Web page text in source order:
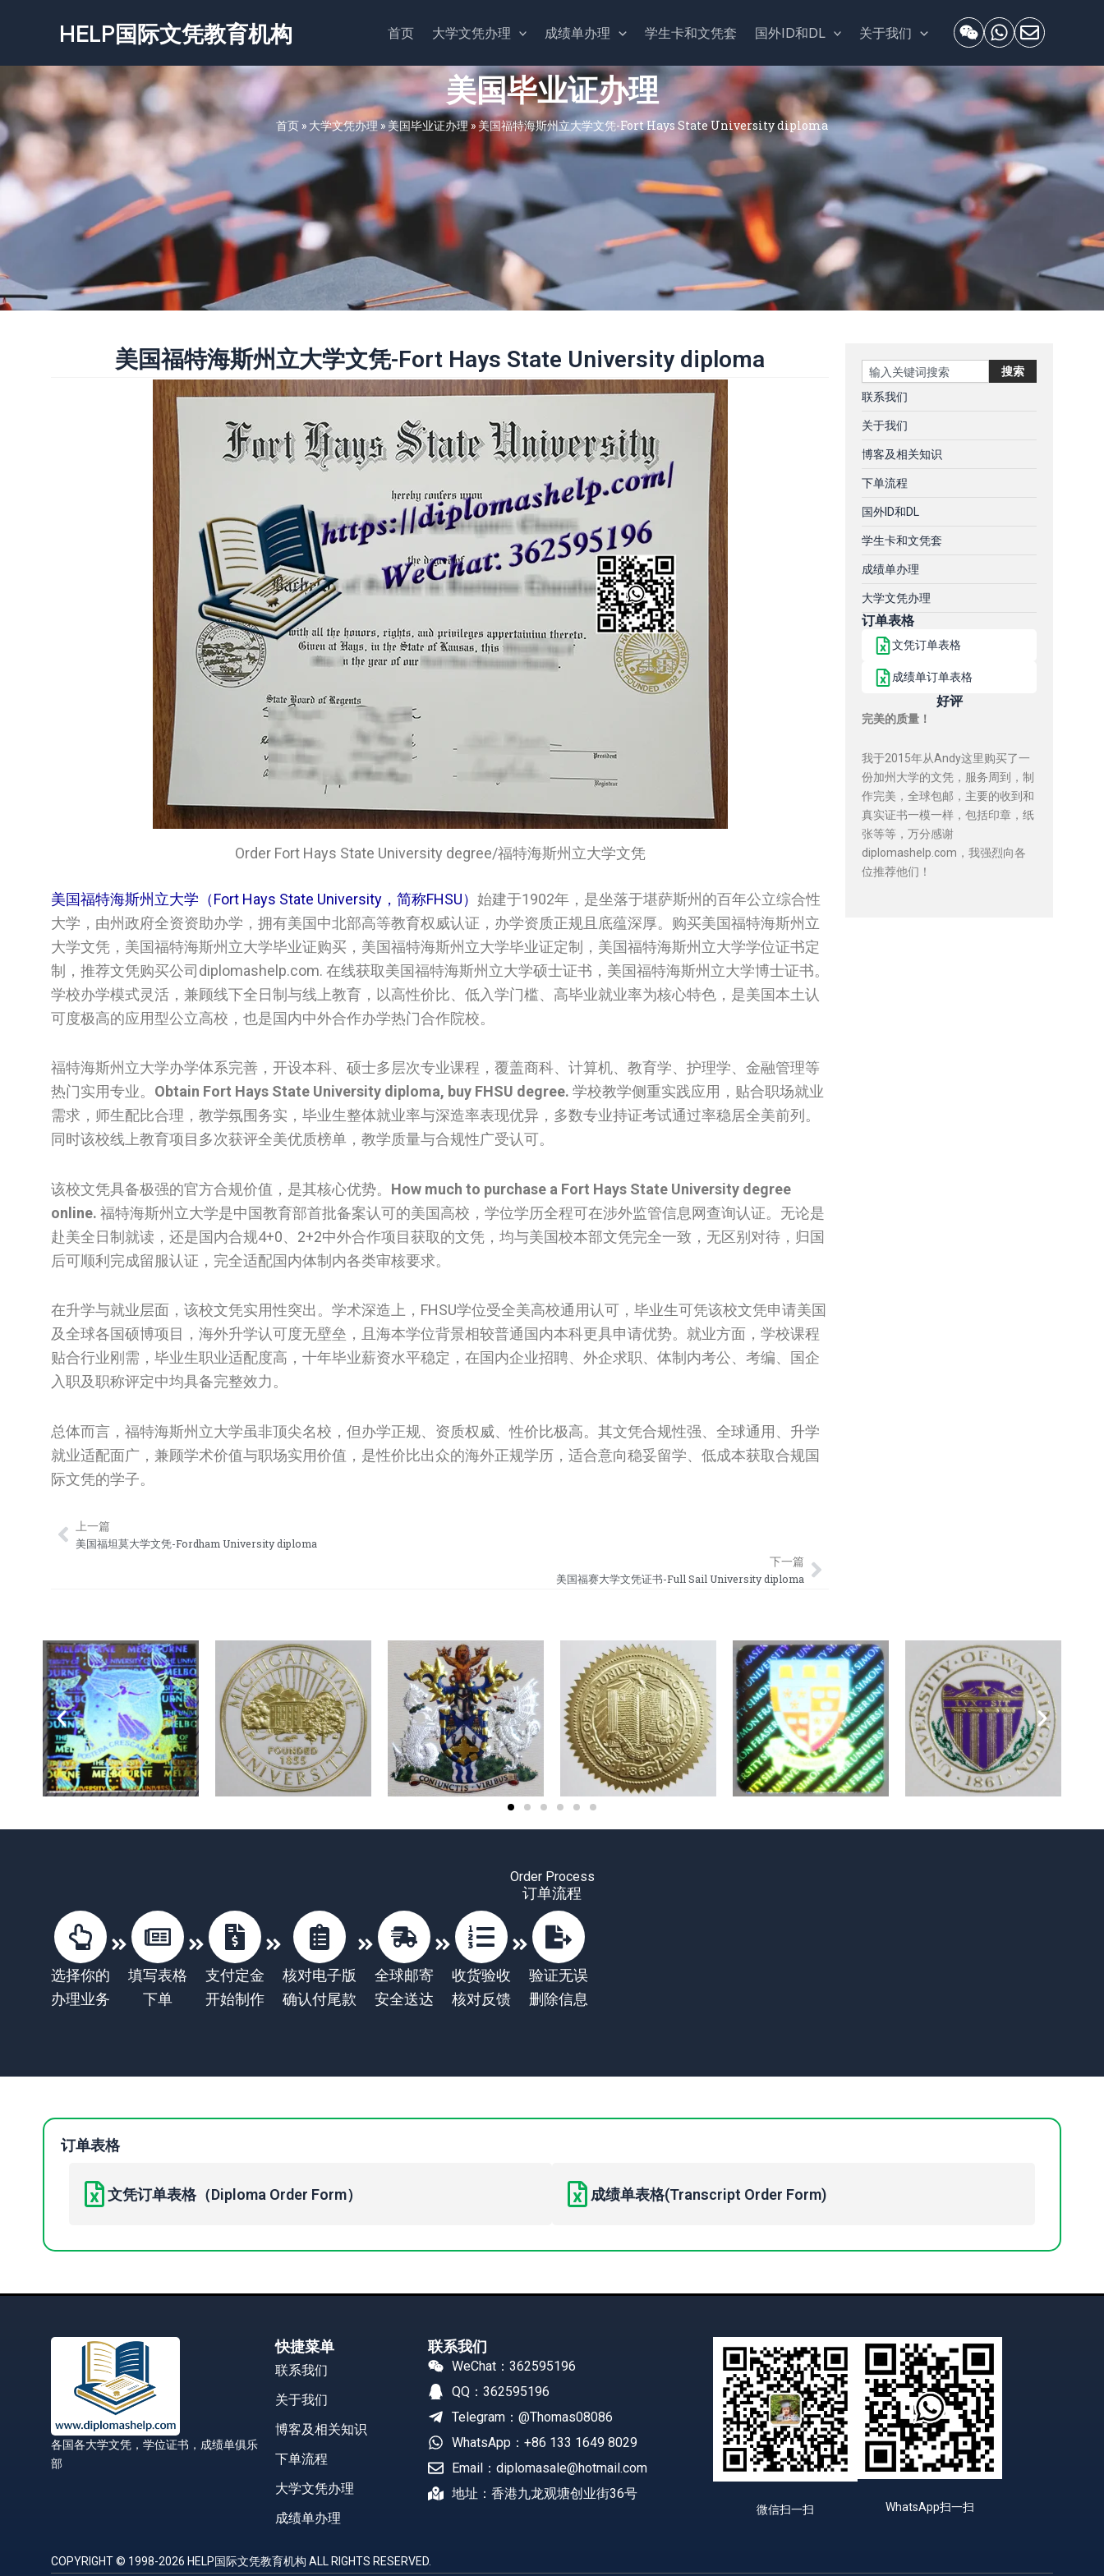
容
HELP国际文凭教育机构 首页 大学文凭办理 成绩单办理 学生卡和文凭套 国外ID和DL 关于我们
美国毕业证办理
首页 » 大学文凭办理»美国毕业证办理»美国福特海斯州立大学文凭-Fort Hays State University diploma
美国福特海斯州立大学文凭-Fort Hays State University diploma
Order Fort Hays State University degree/福特海斯州立大学文凭
美国福特海斯州立大学（Fort Hays State University，简称FHSU） 始建于1902年，是坐落于堪萨斯州的百年公立综合性
大学，由州政府全资资助办学，拥有美国中北部高等教育权威认证，办学资质正规且底蕴深厚。购买美国福特海斯州立
大学文凭，美国福特海斯州立大学毕业证购买，美国福特海斯州立大学毕业证定制，美国福特海斯州立大学学位证书定
制，推荐文凭购买公司diplomashelp.com. 在线获取美国福特海斯州立大学硕士证书，美国福特海斯州立大学博士证书。
学校办学模式灵活，兼顾线下全日制与线上教育，以高性价比、低入学门槛、高毕业就业率为核心特色，是美国本土认
可度极高的应用型公立高校，也是国内中外合作办学热门合作院校。
福特海斯州立大学办学体系完善，开设本科、硕士多层次专业课程，覆盖商科、计算机、教育学、护理学、金融管理等
热门实用专业。 Obtain Fort Hays State University diploma, buy FHSU degree. 学校教学侧重实践应用，贴合职场就业
需求，师生配比合理，教学氛围务实，毕业生整体就业率与深造率表现优异，多数专业持证考试通过率稳居全美前列。
同时该校线上教育项目多次获评全美优质榜单，教学质量与合规性广受认可。
该校文凭具备极强的官方合规价值，是其核心优势。 How much to purchase a Fort Hays State University degree
online. 福特海斯州立大学是中国教育部首批备案认可的美国高校，学位学历全程可在涉外监管信息网查询认证。无论是
赴美全日制就读，还是国内合规4+0、2+2中外合作项目获取的文凭，均与美国校本部文凭完全一致，无区别对待，归国
后可顺利完成留服认证，完全适配国内体制内各类审核要求。
在升学与就业层面，该校文凭实用性突出。学术深造上，FHSU学位受全美高校通用认可，毕业生可凭该校文凭申请美国
及全球各国硕博项目，海外升学认可度无壁垒，且海本学位背景相较普通国内本科更具申请优势。就业方面，学校课程
贴合行业刚需，毕业生职业适配度高，十年毕业薪资水平稳定，在国内企业招聘、外企求职、体制内考公、考编、国企
入职及职称评定中均具备完整效力。
总体而言，福特海斯州立大学虽非顶尖名校，但办学正规、资质权威、性价比极高。其文凭合规性强、全球通用、升学
就业适配面广，兼顾学术价值与职场实用价值，是性价比出众的海外正规学历，适合意向稳妥留学、低成本获取合规国
际文凭的学子。
Prev
上一篇
美国福坦莫大学文凭-Fordham University diploma
下一篇
美国福赛大学文凭证书-Full Sail University diploma
Search 搜索
联系我们
关于我们
博客及相关知识
下单流程
国外ID和DL
学生卡和文凭套
成绩单办理
大学文凭办理
订单表格
文凭订单表格
成绩单订单表格
好评
完美的质量！
我于2015年从Andy这里购买了一
份加州大学的文凭，服务周到，制
作完美，全球包邮，主要的收到和
真实证书一模一样，包括印章，纸
张等等，万分感谢
diplomashelp.com，我强烈向各
位推荐他们！
Order Process
订单流程
选择你的
办理业务
填写表格
下单
支付定金
开始制作
核对电子版
确认付尾款
全球邮寄
安全送达
收货验收
核对反馈
验证无误
删除信息
订单表格
文凭订单表格（Diploma Order Form） 成绩单表格(Transcript Order Form)
各国各大学文凭，学位证书，成绩单俱乐
部
快捷菜单
联系我们
关于我们
博客及相关知识
下单流程
大学文凭办理
成绩单办理
联系我们
WeChat：362595196
QQ：362595196
Telegram：@Thomas08086
WhatsApp：+86 133 1649 8029
Email：diplomasale@hotmail.com
地址：香港九龙观塘创业街36号
微信扫一扫 WhatsApp扫一扫
COPYRIGHT © 1998-2026 HELP国际文凭教育机构 ALL RIGHTS RESERVED.